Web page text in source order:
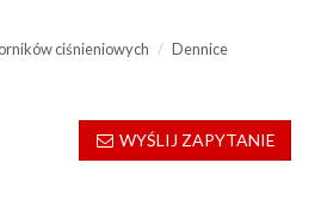
ciśnieniowych
Dennice
WYŚLIJ ZAPYTANIE